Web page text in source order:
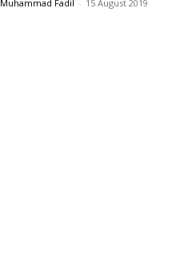
Muhammad Fadil - 15 August 2019